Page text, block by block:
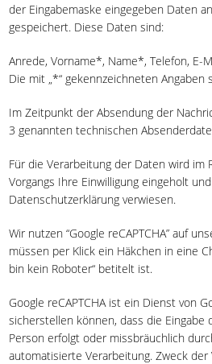
der Eingabemaske eingegeben Daten
gespeichert. Diese Daten sind:
Anrede, Vorname*, Name*, Telefon, E-
Die mit „*“ gekennzeichneten Angaben
Im Zeitpunkt der Absendung der
3 genannten technischen
Für die Verarbeitung der Daten wird im
Vorgangs Ihre Einwilligung eingeholt
Datenschutzerklärung verwiesen.
Wir nutzen “Google reCAPTCHA” auf
müssen per Klick ein Häkchen in eine
bin kein Roboter“ betitelt ist.
Google reCAPTCHA ist ein Dienst von
sicherstellen können, dass die Eingabe
Person erfolgt oder missbräuchlich
automatisierte Verarbeitung. Zweck